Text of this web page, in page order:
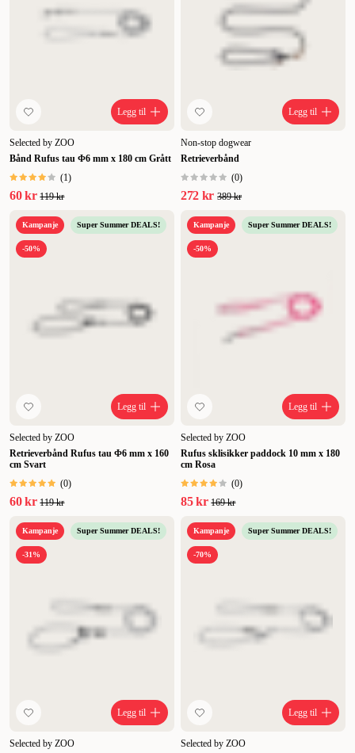
Legg til
Selected by ZOO
Bånd Rufus tau Φ6 mm x 180 cm Grått
(1)
60 kr 119 kr
Legg til
Non-stop dogwear
Retrieverbånd
(0)
272 kr 389 kr
Kampanje Super Summer DEALS!
-50%
Legg til
Selected by ZOO
Retrieverbånd Rufus tau Φ6 mm x 160
cm Svart
(0)
60 kr 119 kr
Kampanje Super Summer DEALS!
-50%
Legg til
Selected by ZOO
Rufus sklisikker paddock 10 mm x 180
cm Rosa
(0)
85 kr 169 kr
Kampanje Super Summer DEALS!
-31%
Legg til
Selected by ZOO
Kampanje Super Summer DEALS!
-70%
Legg til
Selected by ZOO